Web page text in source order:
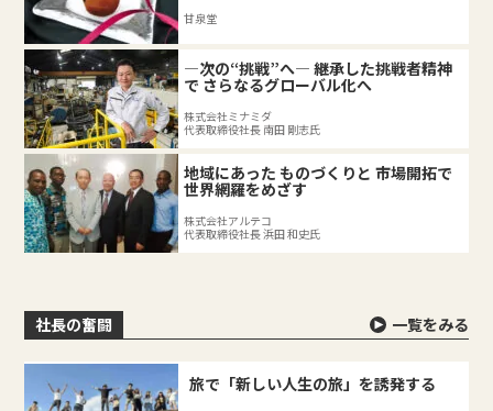
甘泉堂
―次の“挑戦”へ― 継承した挑戦者精神
で さらなるグローバル化へ
株式会社ミナミダ
代表取締役社長 南田 剛志氏
地域にあった ものづくりと 市場開拓で
世界網羅をめざす
株式会社アルテコ
代表取締役社長 浜田 和史氏
社長の奮闘 一覧をみる
旅で「新しい人生の旅」を誘発する